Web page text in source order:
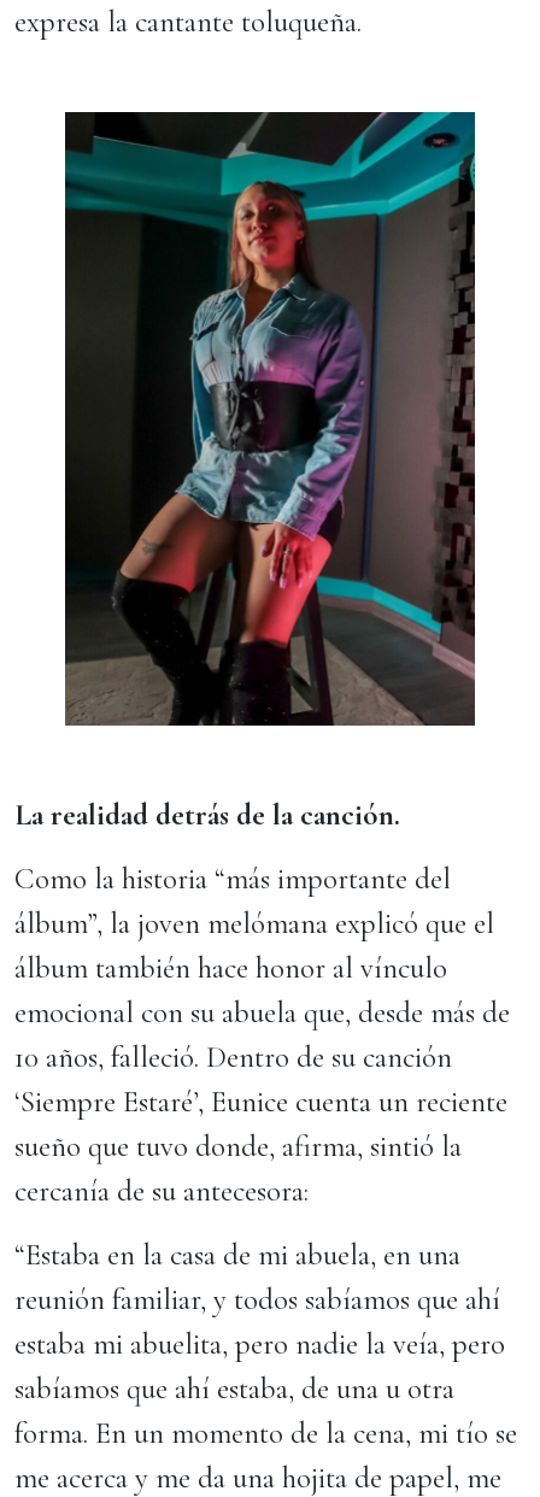
expresa la cantante toluqueña.
La realidad detrás de la canción.
Como la historia “más importante del
álbum”, la joven melómana explicó que el
álbum también hace honor al vínculo
emocional con su abuela que, desde más de
10 años, falleció. Dentro de su canción
‘Siempre Estaré’, Eunice cuenta un reciente
sueño que tuvo donde, afirma, sintió la
cercanía de su antecesora:
“Estaba en la casa de mi abuela, en una
reunión familiar, y todos sabíamos que ahí
estaba mi abuelita, pero nadie la veía, pero
sabíamos que ahí estaba, de una u otra
forma. En un momento de la cena, mi tío se
me acerca y me da una hojita de papel, me